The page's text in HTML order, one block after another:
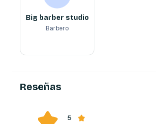
Big barber studio
Barbero
Reseñas
5